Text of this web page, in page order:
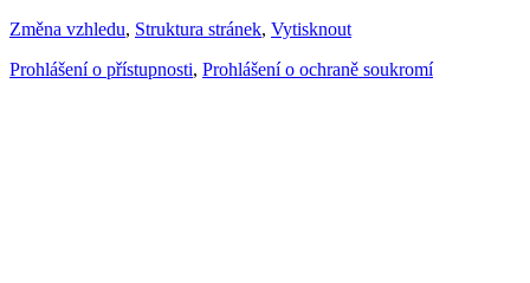
Změna vzhledu, Struktura stránek, Vytisknout
Prohlášení o přístupnosti, Prohlášení o ochraně soukromí